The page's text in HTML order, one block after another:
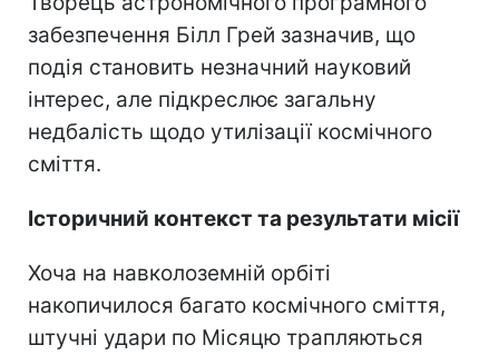
забезпечення Білл Грей зазначив, що
подія становить незначний науковий
інтерес, але підкреслює загальну
недбалість щодо утилізації космічного
сміття.
Історичний контекст та результати місії
Хоча на навколоземній орбіті
накопичилося багато космічного сміття,
штучні удари по Місяцю трапляються